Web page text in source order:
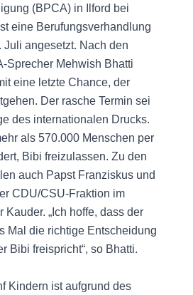
(BPCA) in Ilford bei
eine Berufungsverhandlung
Juli angesetzt. Nach den
Sprecher Mehwish Bhatti
eine letzte Chance, der
Der rasche Termin sei
des internationalen Drucks.
als 570.000 Menschen per
Bibi freizulassen. Zu den
auch Papst Franziskus und
CDU/CSU-Fraktion im
Kauder. „Ich hoffe, dass der
Mal die richtige Entscheidung
Bibi freispricht“, so Bhatti.
Kindern ist aufgrund des